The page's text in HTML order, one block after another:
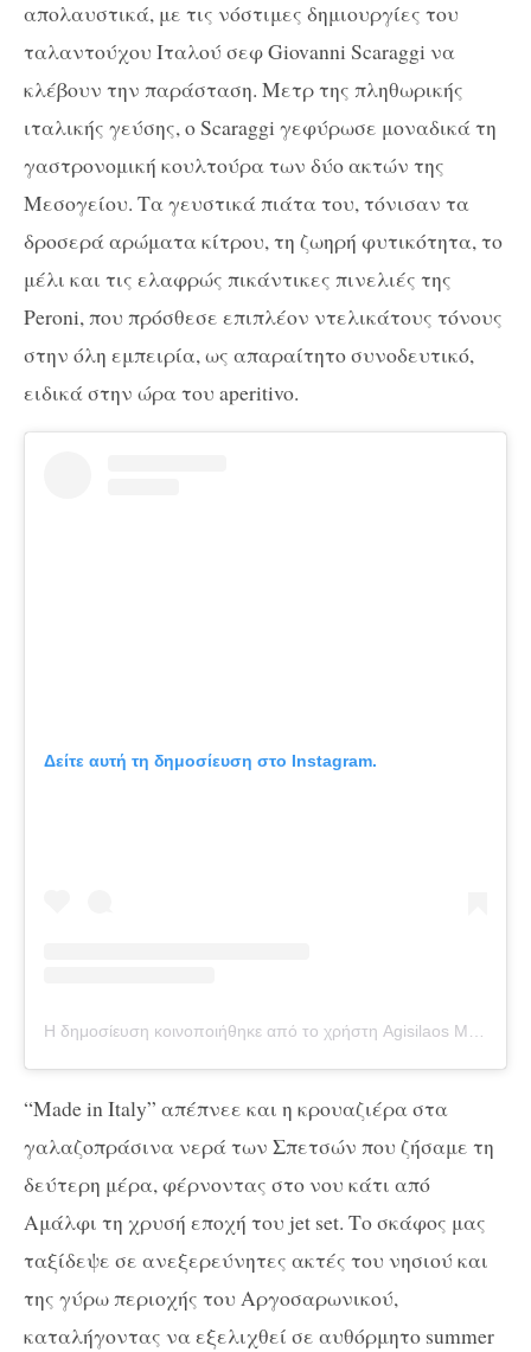
απολαυστικά, με τις νόστιμες δημιουργίες του
ταλαντούχου Ιταλού σεφ Giovanni Scaraggi να
κλέβουν την παράσταση. Μετρ της πληθωρικής
ιταλικής γεύσης, ο Scaraggi γεφύρωσε μοναδικά τη
γαστρονομική κουλτούρα των δύο ακτών της
Μεσογείου. Τα γευστικά πιάτα του, τόνισαν τα
δροσερά αρώματα κίτρου, τη ζωηρή φυτικότητα, το
μέλι και τις ελαφρώς πικάντικες πινελιές της
Peroni, που πρόσθεσε επιπλέον ντελικάτους τόνους
στην όλη εμπειρία, ως απαραίτητο συνοδευτικό,
ειδικά στην ώρα του ​aperitivo.
Δείτε αυτή τη δημοσίευση στο Instagram.
“MadeinItaly” απέπνεε και η κρουαζιέρα στα
γαλαζοπράσινα νερά των Σπετσών που ζήσαμε τη
δεύτερη μέρα, φέρνοντας στο νου κάτι από
Αμάλφι τη χρυσή εποχή του jet set. Το σκάφος μας
ταξίδεψε σε ανεξερεύνητες ακτές του νησιού και
της γύρω περιοχής του Αργοσαρωνικού,
καταλήγοντας να εξελιχθεί σε αυθόρμητο summer